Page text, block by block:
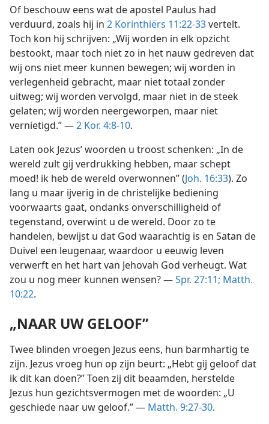
Of beschouw eens wat de apostel Paulus had
verduurd, zoals hij in 2 Korinthiërs 11:22-33vertelt.
Toch kon hij schrijven: „Wij worden in elk opzicht
bestookt, maar toch niet zo in het nauw gedreven dat
wij ons niet meer kunnen bewegen; wij worden in
verlegenheid gebracht, maar niet totaal zonder
uitweg; wij worden vervolgd, maar niet in de steek
gelaten; wij worden neergeworpen, maar niet
vernietigd.” —2 Kor. 4:8-10.
Laten ook Jezus’ woorden u troost schenken: „In de
wereld zult gij verdrukking hebben, maar schept
moed! ik heb de wereld overwonnen” (Joh. 16:33). Zo
lang u maar ijverig in de christelijke bediening
voorwaarts gaat, ondanks onverschilligheid of
tegenstand, overwint u de wereld. Door zo te
handelen, bewijst u dat God waarachtig is en Satan de
Duivel een leugenaar, waardoor u eeuwig leven
verwerft en het hart van Jehovah God verheugt. Wat
zou u nog meer kunnen wensen? —Spr. 27:11; Matth.
10:22.
„NAAR UW GELOOF”
Twee blinden vroegen Jezus eens, hun barmhartig te
zijn. Jezus vroeg hun op zijn beurt: „Hebt gij geloof dat
ik dit kan doen?” Toen zij dit beaamden, herstelde
Jezus hun gezichtsvermogen met de woorden: „U
geschiede naar uw geloof.” — Matth. 9:27-30.